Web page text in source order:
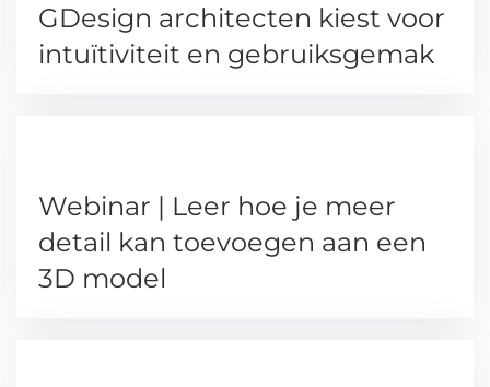
GDesign architecten kiest voor
intuïtiviteit en gebruiksgemak
Webinar | Leer hoe je meer
detail kan toevoegen aan een
3D model